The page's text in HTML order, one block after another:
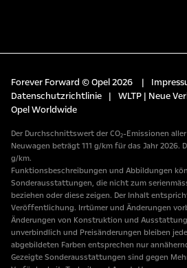
Forever Forward © Opel 2026 |
Datenschutzrichtlinie
| WLTP | Neue
Opel Worldwide
Der Durchschnittswert der CO₂-Emissionen
Neuwagen beträgt 111 g/km für das Jahr 2026.
g/km.
Funktionsbeschreibungen und Abbildungen
Sonderausstattungen, die nicht zum
beziehen oder diese zeigen. Der Inhalt
Veröffentlichung. Irrtümer und Änderungen
Änderungen von Konstruktion und
unverbindlich und Preisänderungen bleiben
abgebildeten Farben entsprechen nur
Gezeigte Sonderausstattungen sind gegen